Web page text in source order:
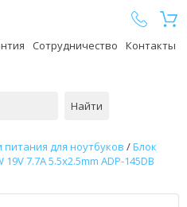
Сотрудничество Контакты
Найти
питания для ноутбуков /Блок
7.7A 5.5x2.5mm ADP-145DB